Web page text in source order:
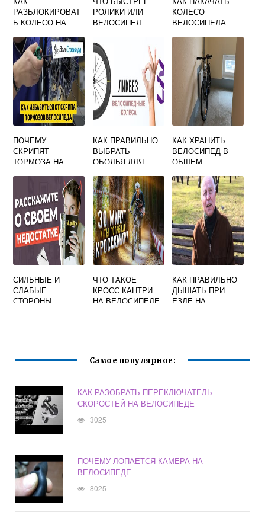
РАЗБЛОКИРОВАТ
Ь КОЛЕСО НА
РОЛИКИ ИЛИ
ВЕЛОСИПЕД
КОЛЕСО
ВЕЛОСИПЕДА
ПОЧЕМУ
СКРИПЯТ
ТОРМОЗА НА
КАК ПРАВИЛЬНО
ВЫБРАТЬ
ОБОДЬЯ ДЛЯ
КАК ХРАНИТЬ
ВЕЛОСИПЕД В
ОБЩЕМ
СИЛЬНЫЕ И
СЛАБЫЕ
СТОРОНЫ
ЧТО ТАКОЕ
КРОСС КАНТРИ
НА ВЕЛОСИПЕДЕ
КАК ПРАВИЛЬНО
ДЫШАТЬ ПРИ
ЕЗДЕ НА
Самое популярное:
КАК РАЗОБРАТЬ ПЕРЕКЛЮЧАТЕЛЬ
СКОРОСТЕЙ НА ВЕЛОСИПЕДЕ
3025
ПОЧЕМУ ЛОПАЕТСЯ КАМЕРА НА
ВЕЛОСИПЕДЕ
8025